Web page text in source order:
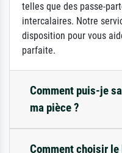
telles que des passe-
intercalaires. Notre
disposition pour vous
parfaite.
Comment puis-je
ma pièce ?
Comment choisir le